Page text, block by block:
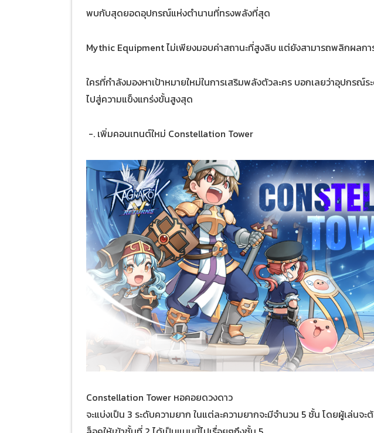
พบกับสุดยอดอุปกรณ์แห่งตำนานที่ทรงพลังที่สุด
Mythic Equipment ไม่เพียงมอบค่าสถานะที่สูงลิบ แต่ยังสามารถพลิกผลก
ใครที่กำลังมองหาเป้าหมายใหม่ในการเสริมพลังตัวละคร บอกเลยว่าอุปกร
ไปสู่ความแข็งแกร่งขั้นสูงสุด
-. เพิ่มคอนเทนต์ใหม่ Constellation Tower
Constellation Tower หอคอยดวงดาว
จะแบ่งเป็น 3 ระดับความยาก ในแต่ละความยากจะมีจำนวน 5 ชั้น โดยผู้เล่นจ